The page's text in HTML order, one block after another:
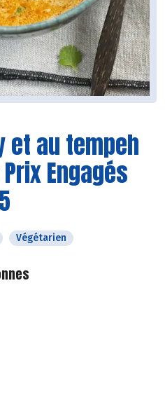
et au tempeh
Engagés
Végétarien